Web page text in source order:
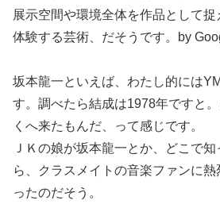
展示空間や環境全体を作品として
体験する芸術、だそうです。by
坂本龍一といえば、わたし的には
す。調べたら結成は1978年ですと
くへ来たもんだ、って感じです。
ＪＫの娘が坂本龍一とか、どこで
ら、クラスメイトの音楽ファンに
ったのだそう。